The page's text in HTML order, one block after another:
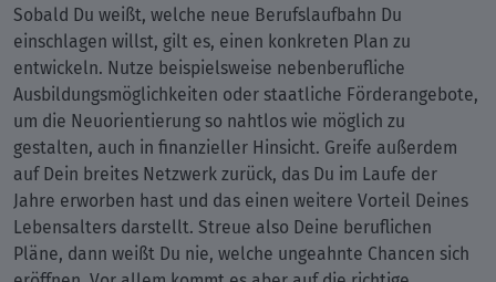
Sobald Du weißt, welche neue Berufslaufbahn Du
einschlagen willst, gilt es, einen konkreten Plan zu
entwickeln. Nutze beispielsweise nebenberufliche
Ausbildungsmöglichkeiten oder staatliche Förderangebote,
um die Neuorientierung so nahtlos wie möglich zu
gestalten, auch in finanzieller Hinsicht. Greife außerdem
auf Dein breites Netzwerk zurück, das Du im Laufe der
Jahre erworben hast und das einen weitere Vorteil Deines
Lebensalters darstellt. Streue also Deine beruflichen
Pläne, dann weißt Du nie, welche ungeahnte Chancen sich